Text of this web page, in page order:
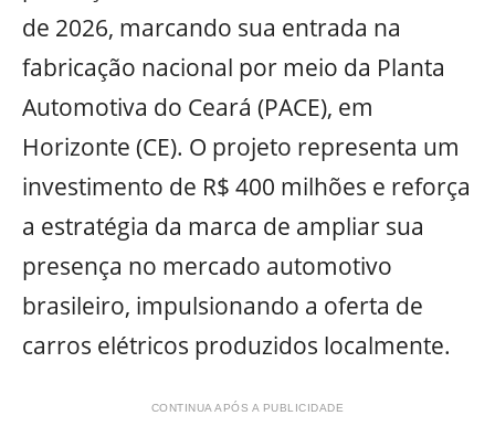
de 2026, marcando sua entrada na
fabricação nacional por meio da Planta
Automotiva do Ceará (PACE), em
Horizonte (CE). O projeto representa um
investimento de R$ 400 milhões e reforça
a estratégia da marca de ampliar sua
presença no mercado automotivo
brasileiro, impulsionando a oferta de
carros elétricos produzidos localmente.
CONTINUA APÓS A PUBLICIDADE